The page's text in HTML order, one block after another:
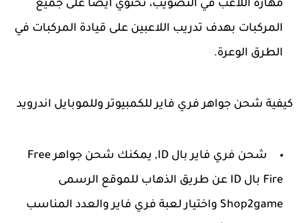
مهارة اللاعب في التصويب، تحتوي ايضاً على جميع
المركبات بهدف تدريب اللاعبين على قيادة المركبات في
الطرق الوعرة.
كيفية شحن جواهر فري فاير للكمبيوتر وللموبايل اندرويد
شحن فري فاير بال ID, يمكنك شحن جواهر Free
Fire بال ID عن طريق الذهاب للموقع الرسمى
Shop2game واختيار لعبة فري فاير والعدد المناسب